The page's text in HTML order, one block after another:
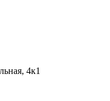
4к1